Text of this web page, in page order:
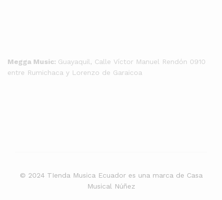
Megga Music: Guayaquil, Calle Víctor Manuel Rendón 0910
entre Rumichaca y Lorenzo de Garaicoa
© 2024 TIenda Musica Ecuador es una marca de Casa
Musical Núñez